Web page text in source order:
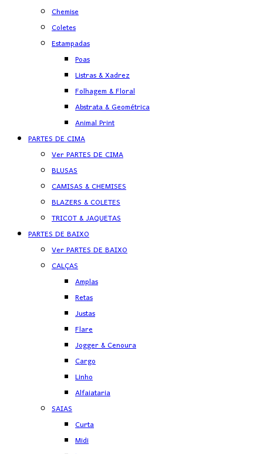
Chemise
Coletes
Estampadas
Poas
Listras & Xadrez
Folhagem & Floral
Abstrata & Geométrica
Animal Print
PARTES DE CIMA
Ver PARTES DE CIMA
BLUSAS
CAMISAS & CHEMISES
BLAZERS & COLETES
TRICOT & JAQUETAS
PARTES DE BAIXO
Ver PARTES DE BAIXO
CALÇAS
Amplas
Retas
Justas
Flare
Jogger & Cenoura
Cargo
Linho
Alfaiataria
SAIAS
Curta
Midi